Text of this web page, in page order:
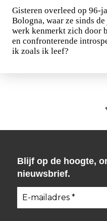
Gisteren overleed op 96-
Bologna, waar ze sinds
werk kenmerkt zich door
en confronterende
ik zoals ik leef?
Blijf op de hoogte,
nieuwsbrief.